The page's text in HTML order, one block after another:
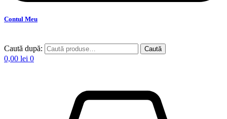
Contul Meu
Caută după: Caută
0,00 lei 0